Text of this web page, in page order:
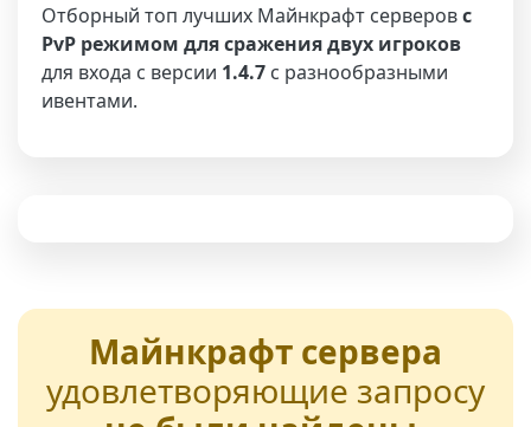
Отборный топ лучших Майнкрафт серверовс
PvP режимом для сражения двух игроков
для входа с версии 1.4.7 с разнообразными
ивентами.
Майнкрафт сервера
удовлетворяющие запросу